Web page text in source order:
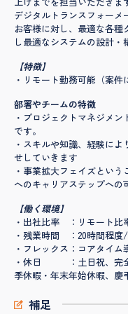
デジタルトランスフォーメ
お客様に対し、最適な各
し最適なシステムの設計・
【特徴】
・リモート勤務可能（案件
部署やチームの特徴
・プロジェクトマネジメ
です。
・スキルや知識、経験に
せしていきます
・事業拡大フェイズとい
へのキャリアステップへの
【働く環境】
・出社比率 ：リモート比
・残業時間 ：20時間程度/
・フレックス：コアタイム
・休日 ：土日祝、完全
季休暇・年末年始休暇、慶
補足